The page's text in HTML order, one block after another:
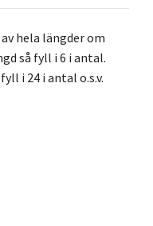
hela längder om
så fyll i 6 i antal.
i 24 i antal o.s.v.